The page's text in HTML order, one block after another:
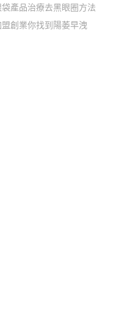
產品治療去黑眼圈方法
創業你找到陽萎早洩